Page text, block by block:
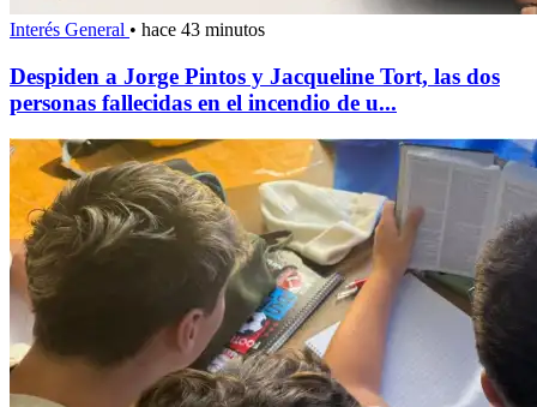
Interés General • hace 43 minutos
Despiden a Jorge Pintos y Jacqueline Tort, las dos
personas fallecidas en el incendio de u...